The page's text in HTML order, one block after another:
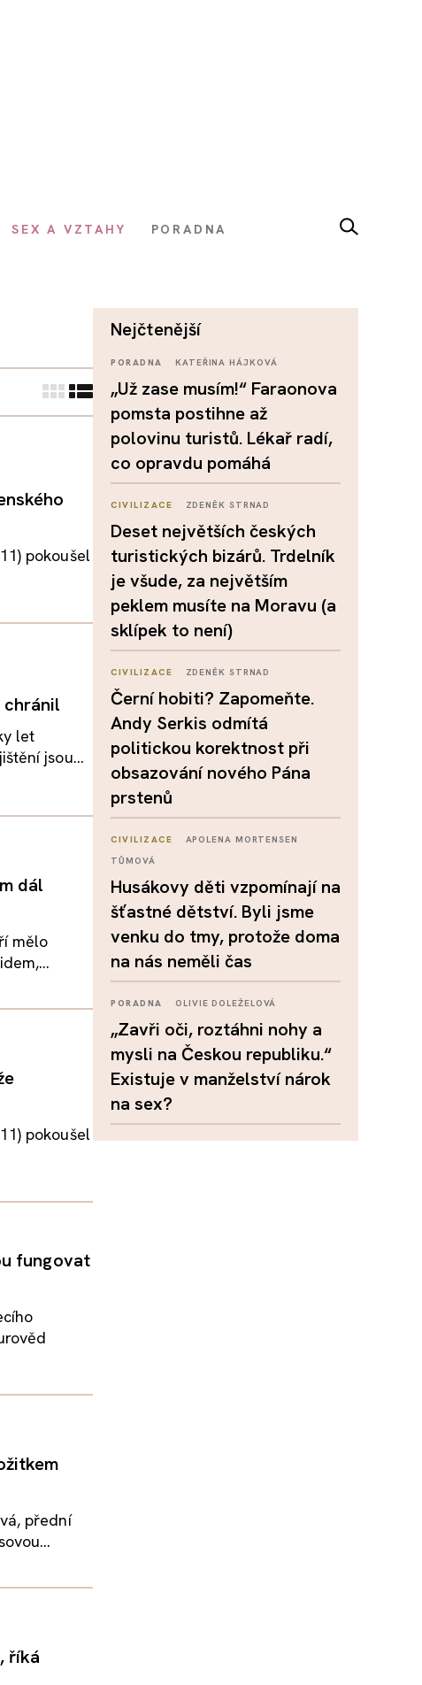
SEX A VZTAHY PORADNA
pokoušel
chránil
let
jsou...
dál
mělo
pokoušel
fungovat
přední
říká
nejčtenější
PORADNA KATEŘINA HÁJKOVÁ
„Už zase musím!“ Faraonova
pomsta postihne až
polovinu turistů. Lékař radí,
co opravdu pomáhá
CIVILIZACE ZDENĚK STRNAD
Deset největších českých
turistických bizárů. Trdelník
je všude, za největším
peklem musíte na Moravu (a
sklípek to není)
CIVILIZACE ZDENĚK STRNAD
Černí hobiti? Zapomeňte.
Andy Serkis odmítá
politickou korektnost při
obsazování nového Pána
prstenů
CIVILIZACE
APOLENA MORTENSEN
TŮMOVÁ
Husákovy děti vzpomínají na
šťastné dětství. Byli jsme
venku do tmy, protože doma
na nás neměli čas
PORADNA OLIVIE DOLEŽELOVÁ
„Zavři oči, roztáhni nohy a
mysli na Českou republiku.“
Existuje v manželství nárok
na sex?